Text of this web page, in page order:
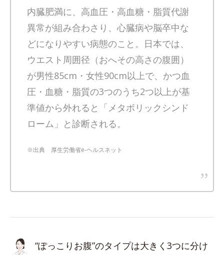
内臓肥満に、高血圧・高血糖・脂質代謝
異常が組み合わさり、心臓病や脳卒中な
どになりやすい病態のこと。日本では、
ウエスト周囲径（おへその高さの腹囲）
が男性85cm・女性90cm以上で、かつ血
圧・血糖・脂質の3つのうち2つ以上が基
準値から外れると「メタボリックシンド
ローム」と診断される。
※出典 厚生労働省e-ヘルスネット
“ぽっこりお腹”のタイプは大きく3つに分け